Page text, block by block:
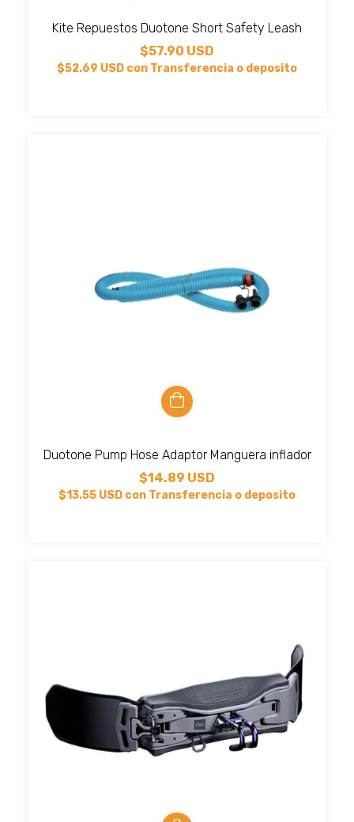
Kite Repuestos Duotone Short Safety Leash
$57.90 USD
$52.69 USD con Transferencia o deposito
Duotone Pump Hose Adaptor Manguera inflador
$14.89 USD
$13.55 USD con Transferencia o deposito